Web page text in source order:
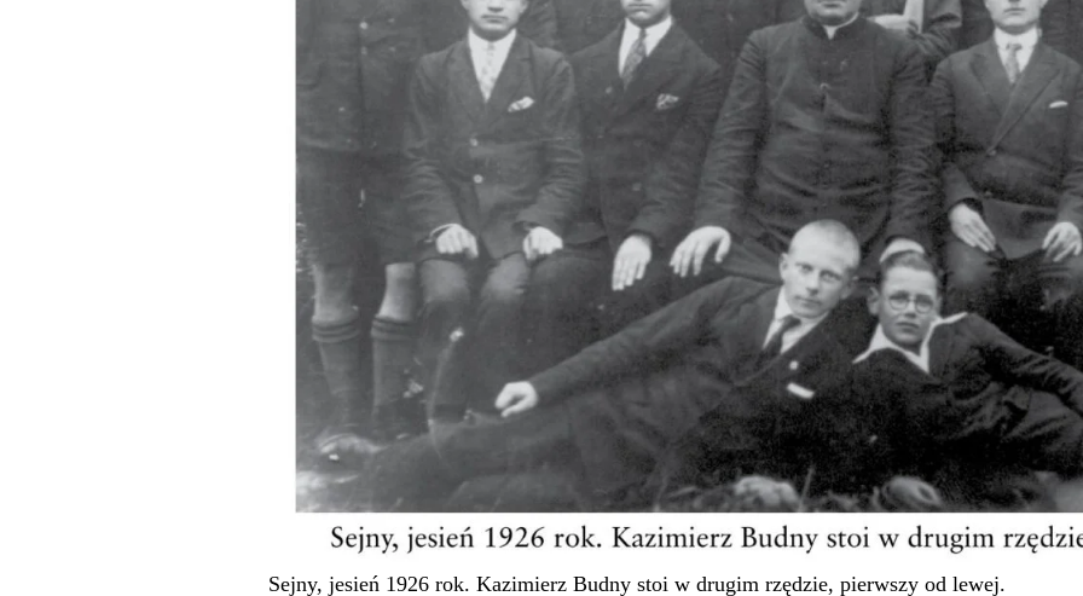
Sejny, jesień 1926 rok. Kazimierz Budny stoi w drugim rzędzie, pierwszy od lewej.